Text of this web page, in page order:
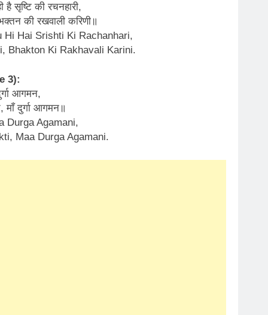
सृष्टि की रचनहारी,
की रखवाली करिणी॥
Hi Hai Srishti Ki Rachanhari,
Bhakton Ki Rakhavali Karini.
3):
आगमन,
माँ दुर्गा आगमन॥
Durga Agamani,
Maa Durga Agamani.